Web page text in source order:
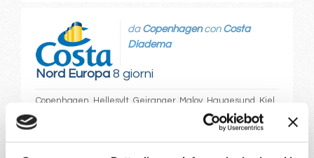
Nord Europa8 giorni
da Copenhagencon Costa
Diadema
Copenhagen, Hellesylt, Geiranger, Maloy, Haugesund, Kiel,
Copenhagen